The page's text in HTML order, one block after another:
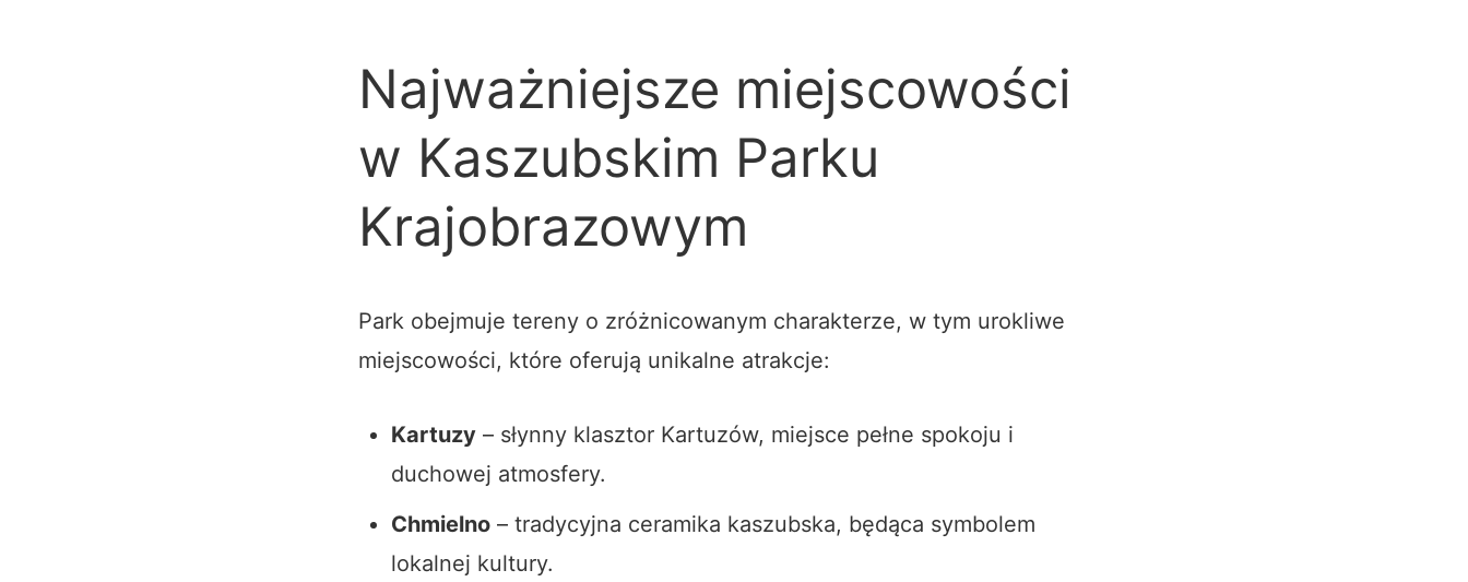
Najważniejsze miejscowości
w Kaszubskim Parku
Krajobrazowym
Park obejmuje tereny o zróżnicowanym charakterze, w tym urokliwe
miejscowości, które oferują unikalne atrakcje:
Kartuzy – słynny klasztor Kartuzów, miejsce pełne spokoju i
duchowej atmosfery.
Chmielno – tradycyjna ceramika kaszubska, będąca symbolem
lokalnej kultury.